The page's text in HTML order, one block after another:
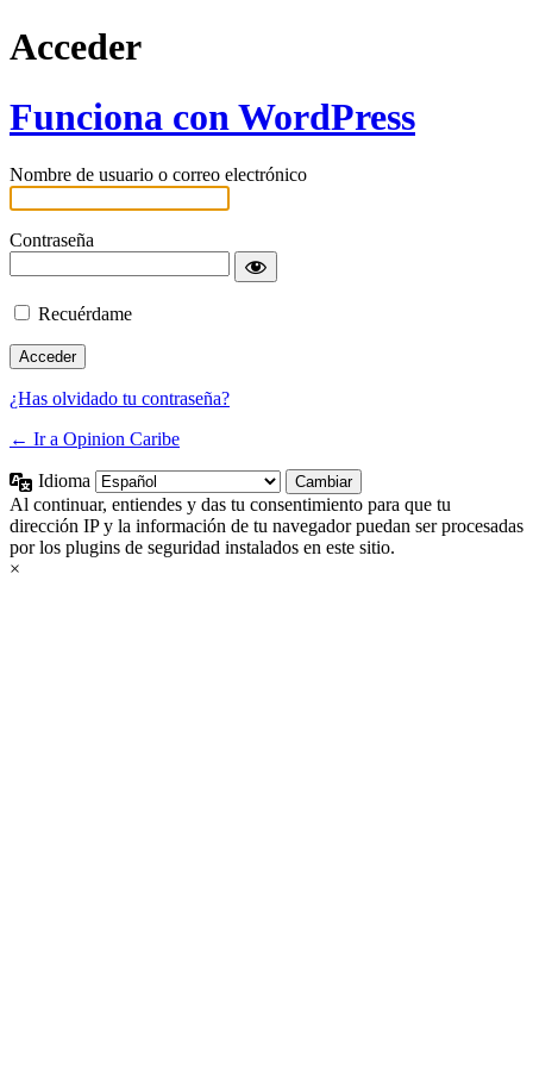
Acceder
Funciona con WordPress
Nombre de usuario o correo electrónico
Contraseña
Recuérdame
¿Has olvidado tu contraseña?
← Ir a Opinion Caribe
Idioma
Al continuar, entiendes y das tu consentimiento para que tu
dirección IP y la información de tu navegador puedan ser procesadas
por los plugins de seguridad instalados en este sitio.
×